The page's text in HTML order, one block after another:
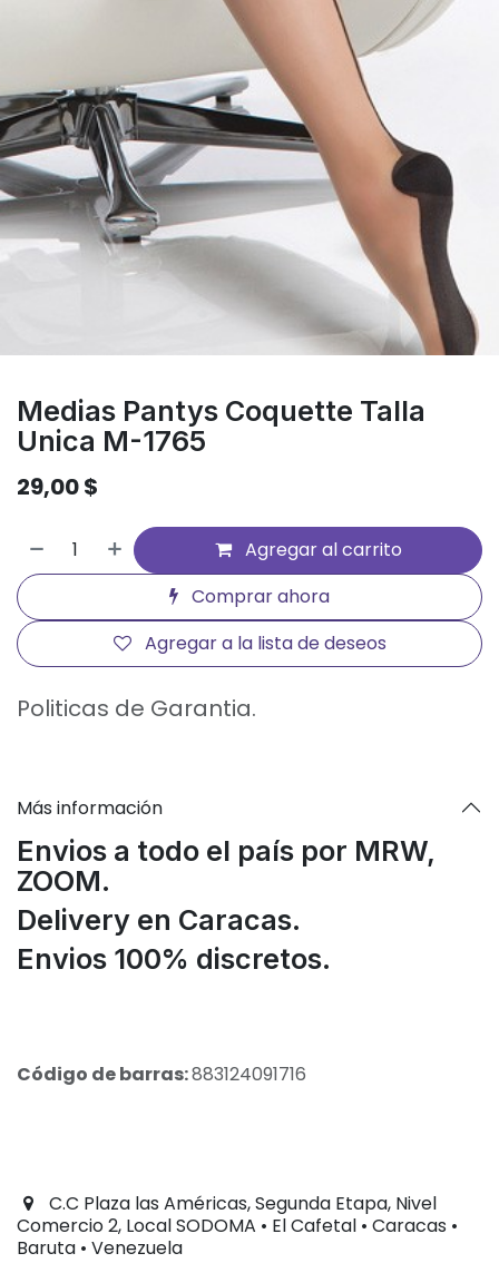
Medias Pantys Coquette Talla
Unica M-1765
29,00$
Agregar al carrito
Comprar ahora
Agregar a la lista de deseos
Politicas de Garantia.
Más información
Envios a todo el país por MRW,
ZOOM.
Delivery en Caracas.
Envios 100% discretos.
Código de barras:883124091716
C.C Plaza las Américas, Segunda Etapa, Nivel
Comercio 2, Local SODOMA • El Cafetal • Caracas •
Baruta • Venezuela